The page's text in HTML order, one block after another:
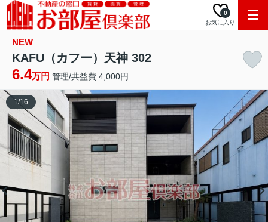
お気に入り
0
NEW
KAFU（カフー）天神 302
6.4万円 管理/共益費 4,000円
1/16